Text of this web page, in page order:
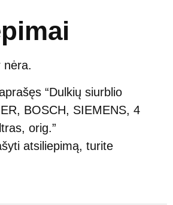
nėra.
“Dulkių siurblio
BOSCH, SIEMENS, 4
orig.”
atsiliepimą, turite